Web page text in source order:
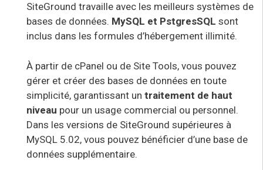
SiteGround travaille avec les meilleurs systèmes de
bases de données. MySQL et PstgresSQL sont
inclus dans les formules d’hébergement illimité.
À partir de cPanel ou de Site Tools, vous pouvez
gérer et créer des bases de données en toute
simplicité, garantissant un traitement de haut
niveau pour un usage commercial ou personnel.
Dans les versions de SiteGround supérieures à
MySQL 5.02, vous pouvez bénéficier d’une base de
données supplémentaire.